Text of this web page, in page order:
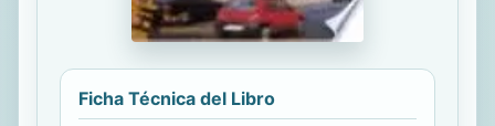
Ficha Técnica del Libro